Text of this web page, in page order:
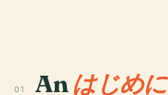
01 Anはじめに